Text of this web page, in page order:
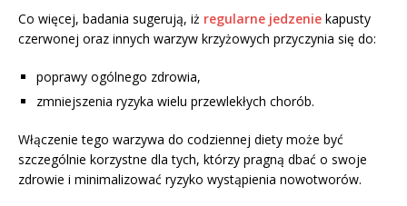
Co więcej, badania sugerują, iż regularne jedzenie kapusty
czerwonej oraz innych warzyw krzyżowych przyczynia się do:
poprawy ogólnego zdrowia,
zmniejszenia ryzyka wielu przewlekłych chorób.
Włączenie tego warzywa do codziennej diety może być
szczególnie korzystne dla tych, którzy pragną dbać o swoje
zdrowie i minimalizować ryzyko wystąpienia nowotworów.